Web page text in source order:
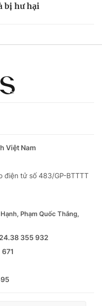
bị hư hại
Việt Nam
điện tử số 483/GP-BTTTT
Phạm Quốc Thắng,
355 932